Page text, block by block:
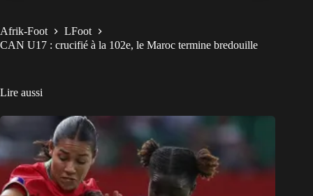
Afrik-Foot
LFoot
CAN U17 : crucifié à la 102e, le Maroc termine bredouille
Lire aussi